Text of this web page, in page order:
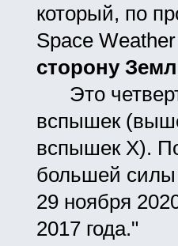
который, по
Space
сторону
Это
вспышек
вспышек X).
большей силы
29 ноября
2017 года."